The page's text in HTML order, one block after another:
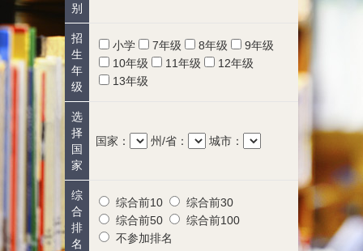
别
招
生
年
级
小学 7年级 8年级
9年级
10年级
11年级
12年级
13年级
选
择
国
家
国家： 州/省： 城市：
综
合
排
名
综合前10
综合前30
综合前50
综合前100
不参加排名